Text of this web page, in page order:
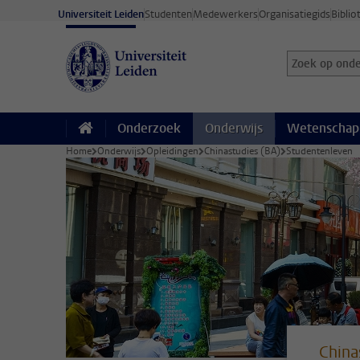
Ga direct naar de inhoud
Universiteit LeidenStudentenMedewerkersOrganisatiegids
Zoek op
Zoekterm
Onderzoek Onderwijs
Home Onderwijs Opleidingen Chinastudies (BA) Studentenleven